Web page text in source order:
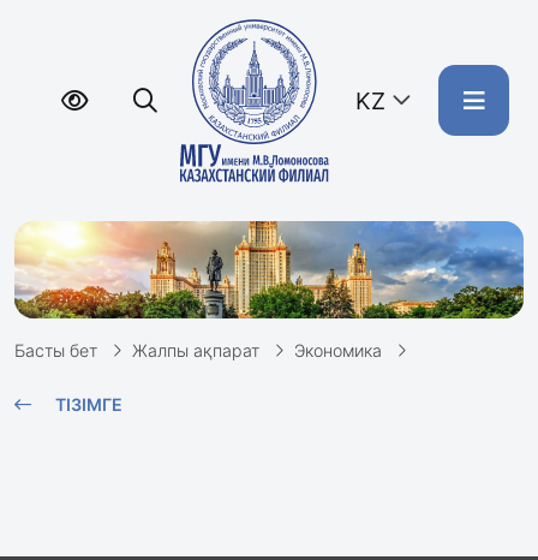
KZ
Басты бет Жалпы ақпарат Экономика
ТІЗІМГЕ